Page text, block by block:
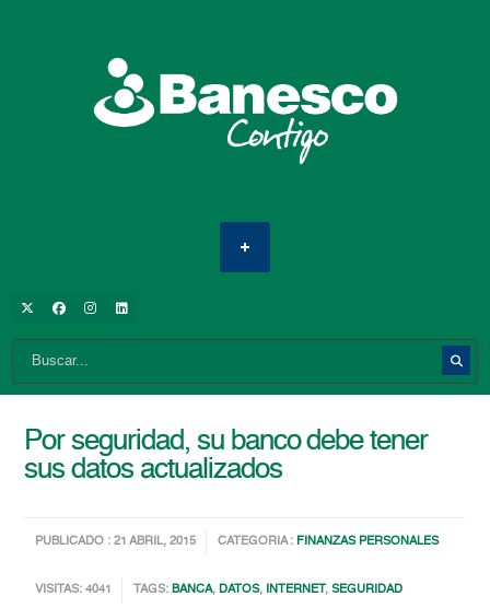
Por seguridad, su banco debe tener
sus datos actualizados
PUBLICADO : 21 ABRIL, 2015 CATEGORIA : FINANZAS PERSONALES
VISITAS: 4041 TAGS:BANCA,DATOS, INTERNET,SEGURIDAD